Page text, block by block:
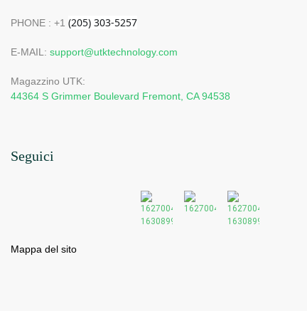
PHONE : +1
E-MAIL: support@utktechnology.com
Magazzino UTK:
44364 S Grimmer Boulevard Fremont, CA 94538
Seguici
Mappa del sito